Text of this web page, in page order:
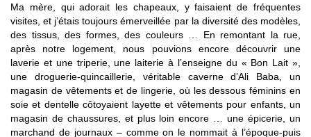
Ma mère, qui adorait les chapeaux, y faisaient de fréquentes
visites, et j’étais toujours émerveillée par la diversité des modèles,
des tissus, des formes, des couleurs … En remontant la rue,
après notre logement, nous pouvions encore découvrir une
laverie et une triperie, une laiterie à l’enseigne du « Bon Lait »,
une droguerie-quincaillerie, véritable caverne d’Ali Baba, un
magasin de vêtements et de lingerie, où les dessous féminins en
soie et dentelle côtoyaient layette et vêtements pour enfants, un
magasin de chaussures, et plus loin encore … une épicerie, un
marchand de journaux – comme on le nommait à l’époque-puis